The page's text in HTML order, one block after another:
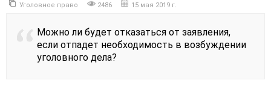
Уголовное право 2486 15 мая 2019 г.
Можно ли будет отказаться от заявления,
если отпадет необходимость в возбуждении
уголовного дела?